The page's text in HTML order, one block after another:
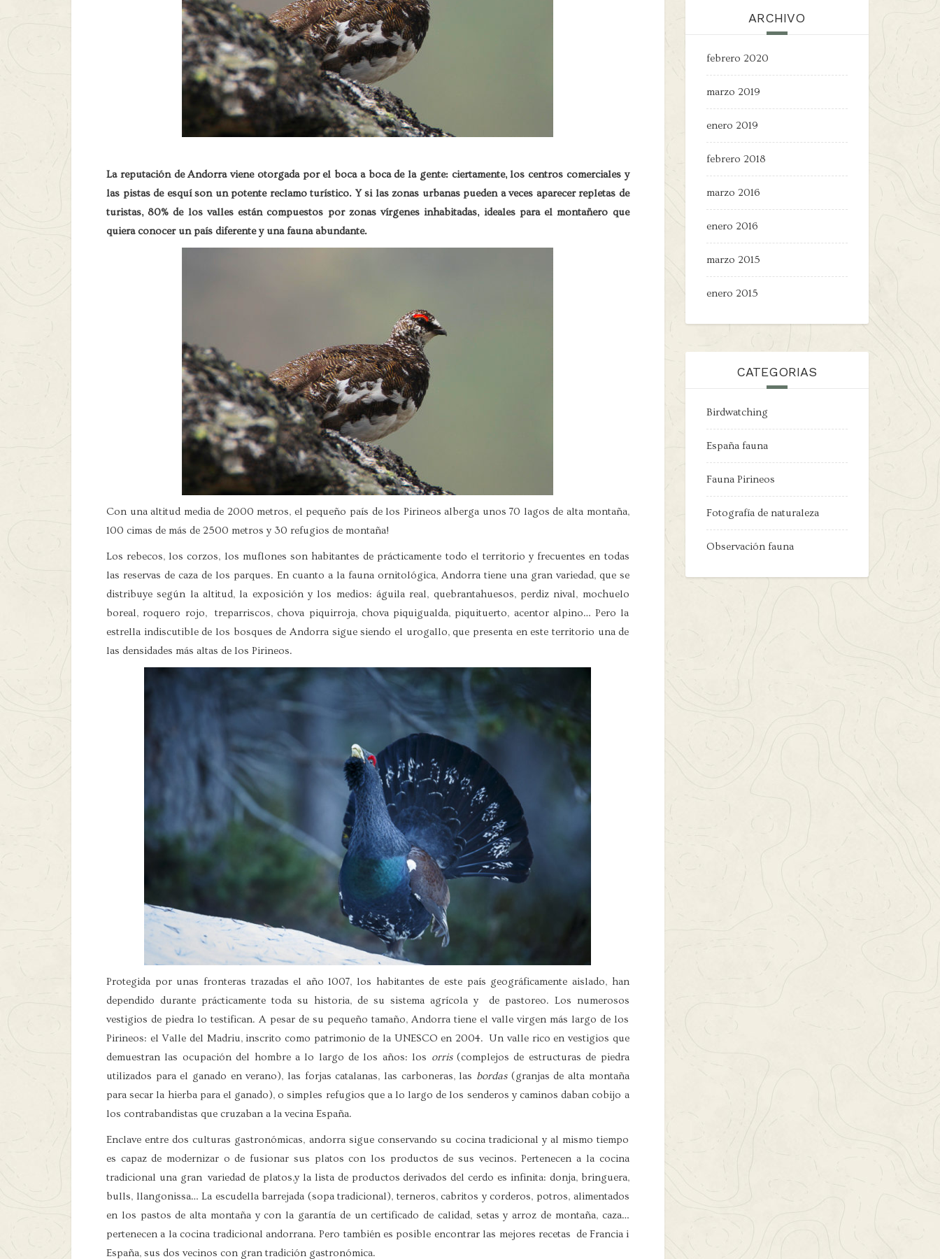
La reputación de Andorra viene otorgada por el boca a boca de la gente: ciertamente, los centros comerciales y
las pistas de esquí son un potente reclamo turístico. Y si las zonas urbanas pueden a veces aparecer repletas de
turistas, 80% de los valles están compuestos por zonas vírgenes inhabitadas, ideales para el montañero que
quiera conocer un país diferente y una fauna abundante.
Con una altitud media de 2000 metros, el pequeño país de los Pirineos alberga unos 70 lagos de alta montaña,
100 cimas de más de 2500 metros y 30 refugios de montaña!
Los rebecos, los corzos, los muflones son habitantes de prácticamente todo el territorio y frecuentes en todas
las reservas de caza de los parques. En cuanto a la fauna ornitológica, Andorra tiene una gran variedad, que se
distribuye según la altitud, la exposición y los medios: águila real, quebrantahuesos, perdiz nival, mochuelo
boreal, roquero rojo, treparriscos, chova piquirroja, chova piquigualda, piquituerto, acentor alpino… Pero la
estrella indiscutible de los bosques de Andorra sigue siendo el urogallo, que presenta en este territorio una de
las densidades más altas de los Pirineos.
Protegida por unas fronteras trazadas el año 1007, los habitantes de este país geográficamente aislado, han
dependido durante prácticamente toda su historia, de su sistema agrícola y de pastoreo. Los numerosos
vestigios de piedra lo testifican. A pesar de su pequeño tamaño, Andorra tiene el valle virgen más largo de los
Pirineos: el Valle del Madriu, inscrito como patrimonio de la UNESCO en 2004. Un valle rico en vestigios que
demuestran las ocupación del hombre a lo largo de los años: los orris(complejos de estructuras de piedra
utilizados para el ganado en verano), las forjas catalanas, las carboneras, las bordas(granjas de alta montaña
para secar la hierba para el ganado), o simples refugios que a lo largo de los senderos y caminos daban cobijo a
los contrabandistas que cruzaban a la vecina España.
Enclave entre dos culturas gastronómicas, andorra sigue conservando su cocina tradicional y al mismo tiempo
es capaz de modernizar o de fusionar sus platos con los productos de sus vecinos. Pertenecen a la cocina
tradicional una gran variedad de platos,y la lista de productos derivados del cerdo es infinita: donja, bringuera,
bulls, llangonissa… La escudella barrejada (sopa tradicional), terneros, cabritos y corderos, potros, alimentados
en los pastos de alta montaña y con la garantía de un certificado de calidad, setas y arroz de montaña, caza…
pertenecen a la cocina tradicional andorrana. Pero también es posible encontrar las mejores recetas de Francia i
España, sus dos vecinos con gran tradición gastronómica.
ARCHIVO
febrero 2020
marzo 2019
enero 2019
febrero 2018
marzo 2016
enero 2016
marzo 2015
enero 2015
CATEGORIAS
Birdwatching
España fauna
Fauna Pirineos
Fotografía de naturaleza
Observación fauna